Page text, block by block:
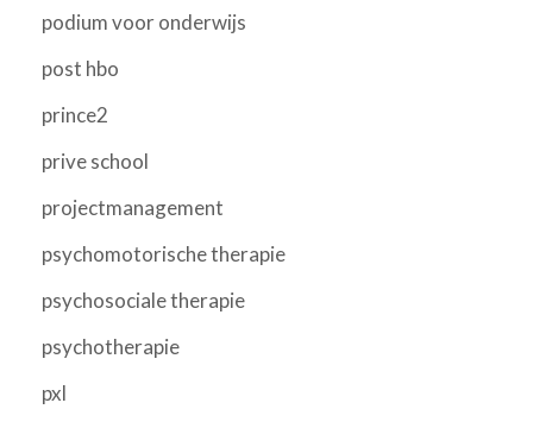
podium voor onderwijs
post hbo
prince2
prive school
projectmanagement
psychomotorische therapie
psychosociale therapie
psychotherapie
pxl